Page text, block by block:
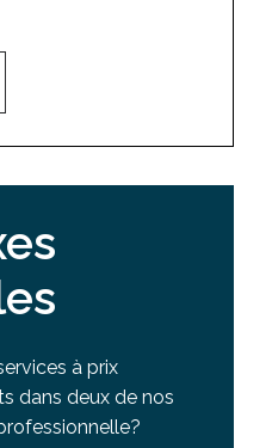
à prix
dans deux de nos